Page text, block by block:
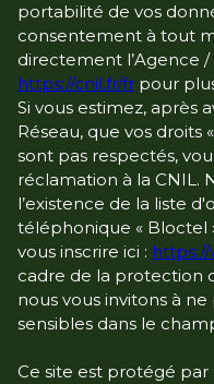
portabilité de vos
consentement à tout
directement l’Agence /
https://cnil.fr/fr pour
Si vous estimez, après
Réseau, que vos droits
sont pas respectés,
réclamation à la CNIL.
l’existence de la liste
téléphonique « Bloctel
vous inscrire ici : https://
cadre de la protection
nous vous invitons à
sensibles dans le
Ce site est protégé par